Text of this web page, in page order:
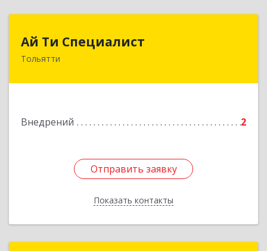
Ай Ти Специалист
Тольятти
Внедрений 2
Отправить заявку
Показать контакты
445037, Самарская обл, Тольятти г, Фрунзе ул,
Отправить заявку
Назад